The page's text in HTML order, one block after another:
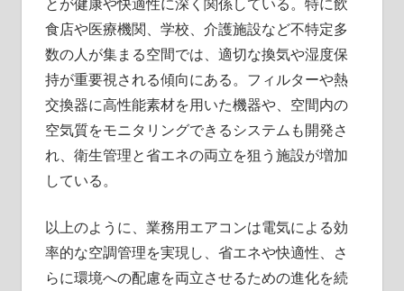
食店や医療機関、学校、介護施設など不特定多
数の人が集まる空間では、適切な換気や湿度保
持が重要視される傾向にある。フィルターや熱
交換器に高性能素材を用いた機器や、空間内の
空気質をモニタリングできるシステムも開発さ
れ、衛生管理と省エネの両立を狙う施設が増加
している。
以上のように、業務用エアコンは電気による効
率的な空調管理を実現し、省エネや快適性、さ
らに環境への配慮を両立させるための進化を続